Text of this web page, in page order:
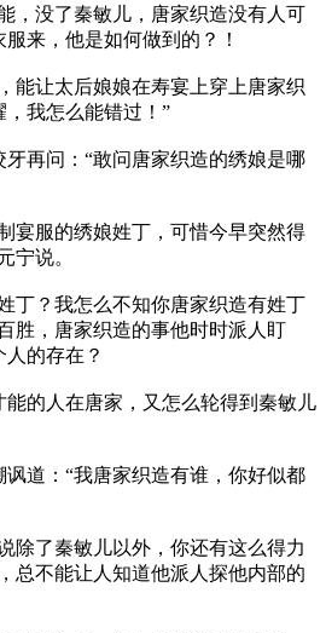
，没了秦敏儿，唐家织造没有人可
来，他是如何做到的？！
让太后娘娘在寿宴上穿上唐家织
我怎么能错过！”
再问：“敢问唐家织造的绣娘是哪
服的绣娘姓丁，可惜今早突然得
宁说。
？我怎么不知你唐家织造有姓丁
胜，唐家织造的事他时时派人盯
的存在？
的人在唐家，又怎么轮得到秦敏儿
道：“我唐家织造有谁，你好似都
了秦敏儿以外，你还有这么得力
总不能让人知道他派人探他内部的